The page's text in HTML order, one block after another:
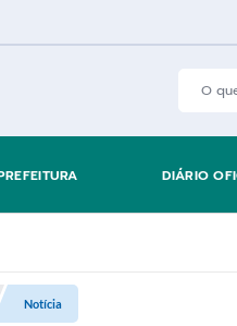
DIÁRIO
Notícia